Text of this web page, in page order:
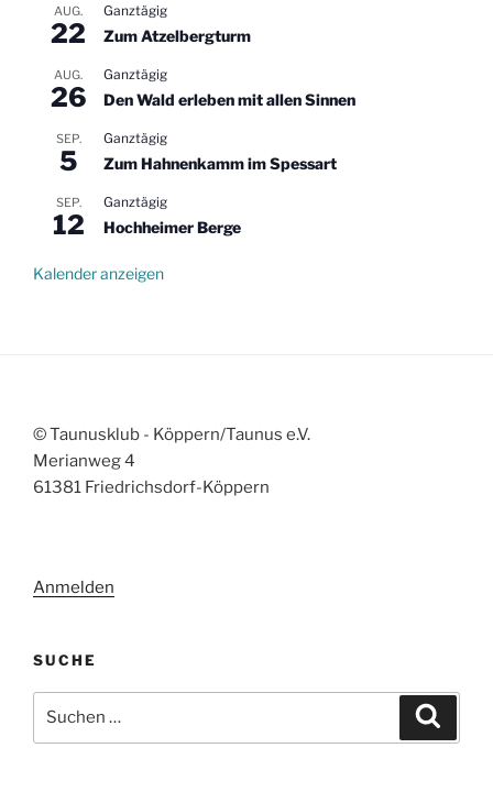
AUG.
22
Ganztägig
Zum Atzelbergturm
AUG.
26
Ganztägig
Den Wald erleben mit allen Sinnen
SEP.
5
Ganztägig
Zum Hahnenkamm im Spessart
SEP.
12
Ganztägig
Hochheimer Berge
Kalender anzeigen
© Taunusklub - Köppern/Taunus e.V.
Merianweg 4
61381 Friedrichsdorf-Köppern
Anmelden
SUCHE
nach: